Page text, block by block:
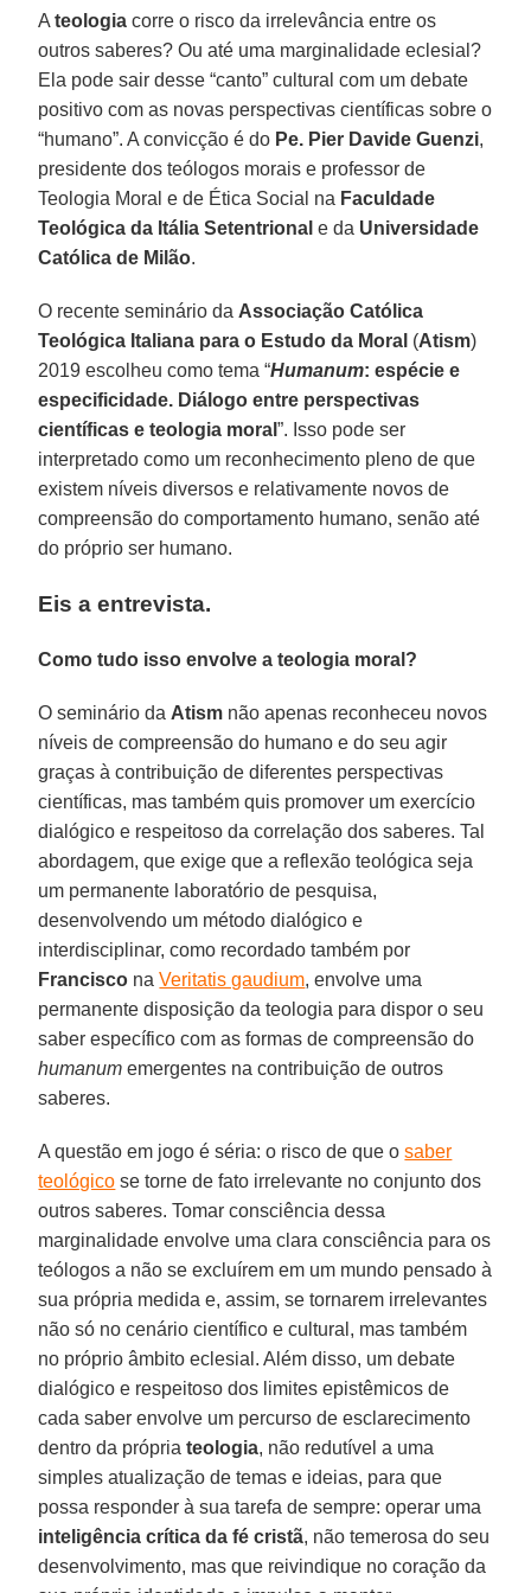
Ateologia corre o risco da irrelevância entre os
outros saberes? Ou até uma marginalidade eclesial?
Ela pode sair desse “canto” cultural com um debate
positivo com as novas perspectivas científicas sobre o
“humano”. A convicção é do Pe. Pier Davide Guenzi,
presidente dos teólogos morais e professor de
Teologia Moral e de Ética Social na Faculdade
Teológica da Itália Setentrional e da Universidade
Católica de Milão.
O recente seminário da Associação Católica
Teológica Italiana para o Estudo da Moral (Atism)
2019 escolheu como tema “Humanum: espécie e
especificidade. Diálogo entre perspectivas
científicas e teologia moral”. Isso pode ser
interpretado como um reconhecimento pleno de que
existem níveis diversos e relativamente novos de
compreensão do comportamento humano, senão até
do próprio ser humano.
Eis a entrevista.
Como tudo isso envolve a teologia moral?
O seminário da Atism não apenas reconheceu novos
níveis de compreensão do humano e do seu agir
graças à contribuição de diferentes perspectivas
científicas, mas também quis promover um exercício
dialógico e respeitoso da correlação dos saberes. Tal
abordagem, que exige que a reflexão teológica seja
um permanente laboratório de pesquisa,
desenvolvendo um método dialógico e
interdisciplinar, como recordado também por
Francisco naVeritatis gaudium, envolve uma
permanente disposição da teologia para dispor o seu
saber específico com as formas de compreensão do
humanum emergentes na contribuição de outros
saberes.
A questão em jogo é séria: o risco de que osaber
teológico se torne de fato irrelevante no conjunto dos
outros saberes. Tomar consciência dessa
marginalidade envolve uma clara consciência para os
teólogos a não se excluírem em um mundo pensado à
sua própria medida e, assim, se tornarem irrelevantes
não só no cenário científico e cultural, mas também
no próprio âmbito eclesial. Além disso, um debate
dialógico e respeitoso dos limites epistêmicos de
cada saber envolve um percurso de esclarecimento
dentro da própriateologia, não redutível a uma
simples atualização de temas e ideias, para que
possa responder à sua tarefa de sempre: operar uma
inteligência crítica da fé cristã, não temerosa do seu
desenvolvimento, mas que reivindique no coração da